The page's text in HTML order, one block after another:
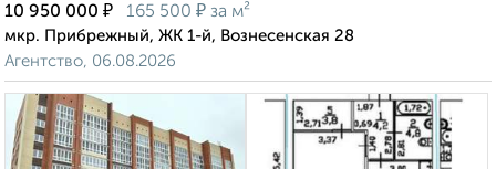
10 950 000 ₽ 165 500 ₽ за м²
мкр. Прибрежный, ЖК 1-й, Вознесенская 28
Агентство, 06.08.2026